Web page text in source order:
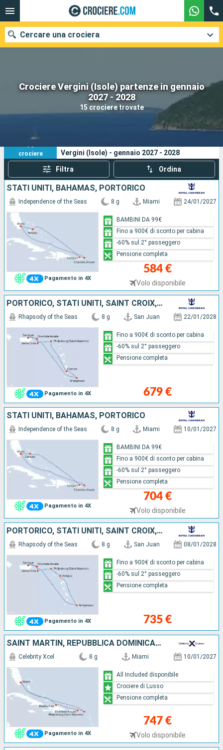
Crociere Vergini (Isole) partenze in gennaio
2027 - 2028
15 crociere trovate
Cercare una crociera
Le nostre destinazioni
Mesi di partenza
Porti
Ricerca
15
crociere
Vergini (Isole) - gennaio 2027 - 2028
Filtra Ordina
STATI UNITI, BAHAMAS, PORTORICO
Pagamento in 4X
Independence of the Seas 8 g Miami 24/01/2027
584 €
Volo disponibile
BAMBINI DA 99€
Fino a 900€ di sconto per cabina
-60% sul 2° passeggero
Pensione completa
PORTORICO, STATI UNITI, SAINT CROIX, SAINT MARTIN, SANTA LUCIA, BARBADOS
Pagamento in 4X
Rhapsody of the Seas 8 g San Juan 22/01/2028
679 €
Fino a 900€ di sconto per cabina
-60% sul 2° passeggero
Pensione completa
STATI UNITI, BAHAMAS, PORTORICO
Pagamento in 4X
Independence of the Seas 8 g Miami 10/01/2027
704 €
Volo disponibile
BAMBINI DA 99€
Fino a 900€ di sconto per cabina
-60% sul 2° passeggero
Pensione completa
PORTORICO, STATI UNITI, SAINT CROIX, SAINT MARTIN, ANTIGUA E BARBUDA, BARBADOS
Pagamento in 4X
Rhapsody of the Seas 8 g San Juan 08/01/2028
735 €
Fino a 900€ di sconto per cabina
-60% sul 2° passeggero
Pensione completa
SAINT MARTIN, REPUBBLICA DOMINICANA, STATI UNITI
Pagamento in 4X
Celebrity Xcel 8 g Miami 10/01/2027
747 €
Volo disponibile
All Included disponibile
Crociere di Lusso
Pensione completa